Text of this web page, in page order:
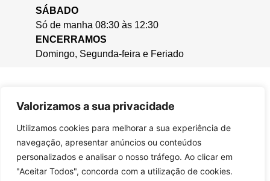
Valorizamos a sua privacidade
Utilizamos cookies para melhorar a sua experiência de
navegação, apresentar anúncios ou conteúdos
personalizados e analisar o nosso tráfego. Ao clicar em
"Aceitar Todos", concorda com a utilização de cookies.
SÁBADO
Só de manha 08:30 às 12:30
ENCERRAMOS
Domingo, Segunda-feira e Feriado